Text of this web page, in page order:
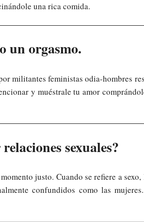
una rica comida.
un orgasmo.
militantes feministas odia-hombres
y muéstrale tu amor
sexuales?
justo. Cuando se refiere a
confundidos como las